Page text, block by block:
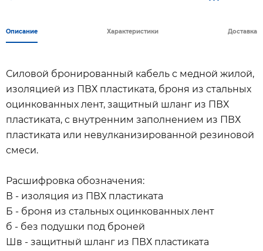
Описание Характеристики Доставка
Силовой бронированный кабель с медной жилой,
изоляцией из ПВХ пластиката, броня из стальных
оцинкованных лент, защитный шланг из ПВХ
пластиката, с внутренним заполнением из ПВХ
пластиката или невулканизированной резиновой
смеси.
Расшифровка обозначения:
В - изоляция из ПВХ пластиката
Б - броня из стальных оцинкованных лент
б - без подушки под броней
Шв - защитный шланг из ПВХ пластиката